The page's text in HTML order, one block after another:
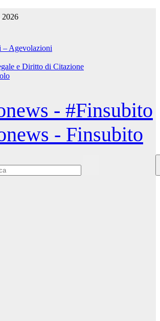
– Agevolazioni
e Diritto di Citazione
- #Finsubito
- Finsubito